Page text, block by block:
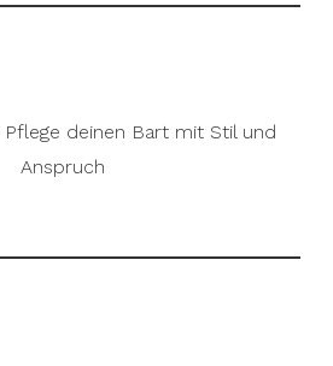
deinen Bart mit Stil und
Anspruch